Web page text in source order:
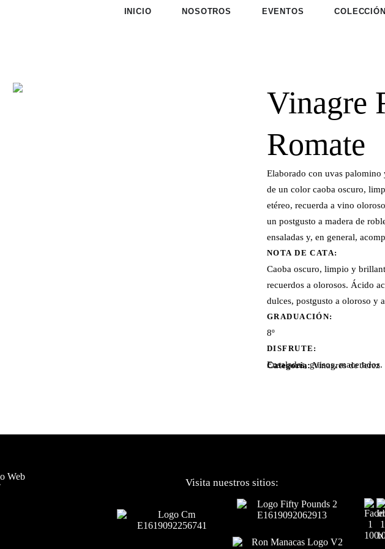
INICIO NOSOTROS EVENTOS COLECCIÓN
Vinagre
Romate
Elaborado con uvas palomino
de un color caoba oscuro,
etéreo, recuerda a vino
un postgusto a madera de
ensaladas y, en general,
NOTA DE CATA:
Caoba oscuro, limpio y
recuerdos a olorosos. Ácido
dulces, postgusto a oloroso y
GRADUACIÓN:
8º
DISFRUTE:
Ensaladas, guisos, macerados.
Categoría:Vinagres de Jerez
Visita nuestros sitios: